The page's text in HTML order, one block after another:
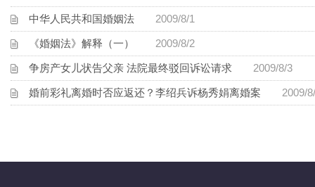
中华人民共和国婚姻法 2009/8/1
《婚姻法》解释（一） 2009/8/2
争房产女儿状告父亲 法院最终驳回诉讼请求 2009/8/3
婚前彩礼离婚时否应返还？李绍兵诉杨秀娟离婚案 2009/